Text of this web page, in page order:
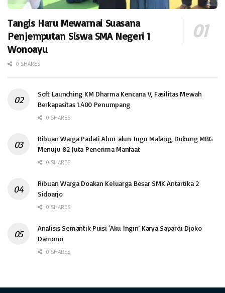
Tangis Haru Mewarnai Suasana
Penjemputan Siswa SMA Negeri 1
Wonoayu
0 SHARES
Soft Launching KM Dharma Kencana V, Fasilitas Mewah
Berkapasitas 1.400 Penumpang
0 SHARES
Ribuan Warga Padati Alun-alun Tugu Malang, Dukung MBG
Menuju 82 Juta Penerima Manfaat
0 SHARES
Ribuan Warga Doakan Keluarga Besar SMK Antartika 2
Sidoarjo
0 SHARES
Analisis Semantik Puisi ‘Aku Ingin’ Karya Sapardi Djoko
Damono
0 SHARES